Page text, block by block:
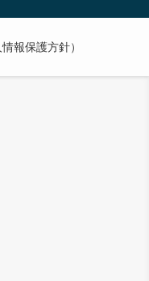
報保護方針）